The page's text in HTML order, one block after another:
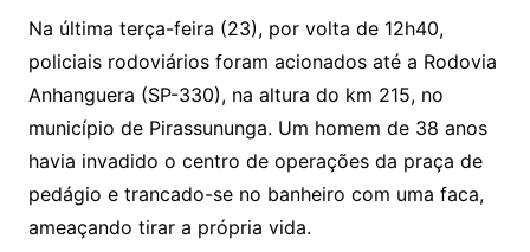
Na última terça-feira (23), por volta de 12h40,
policiais rodoviários foram acionados até a Rodovia
Anhanguera (SP-330), na altura do km 215, no
município de Pirassununga. Um homem de 38 anos
havia invadido o centro de operações da praça de
pedágio e trancado-se no banheiro com uma faca,
ameaçando tirar a própria vida.